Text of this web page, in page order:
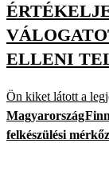
ELLENI
Ön kiket látott a
Magyarország
felkészülési